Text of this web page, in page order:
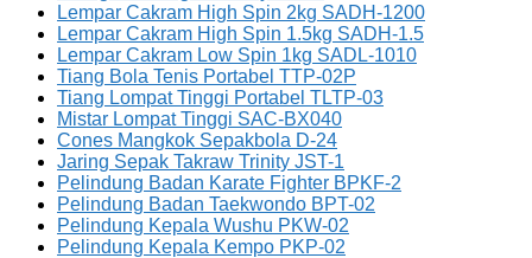
Lempar Cakram High Spin 2kg SADH-1200
Lempar Cakram High Spin 1.5kg SADH-1.5
Lempar Cakram Low Spin 1kg SADL-1010
Tiang Bola Tenis Portabel TTP-02P
Tiang Lompat Tinggi Portabel TLTP-03
Mistar Lompat Tinggi SAC-BX040
Cones Mangkok Sepakbola D-24
Jaring Sepak Takraw Trinity JST-1
Pelindung Badan Karate Fighter BPKF-2
Pelindung Badan Taekwondo BPT-02
Pelindung Kepala Wushu PKW-02
Pelindung Kepala Kempo PKP-02